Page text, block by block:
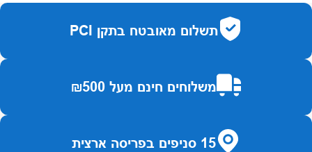
האם ניתן לחלק תשלומים?
האם ניתן להחזיר מוצר?כן, בהתאם לחוק הגנת הצרכן ובאריזה המקורית
תשלום מאובטח בתקן PCI
משלוחים חינם מעל ₪500
15 סניפים בפריסה ארצית